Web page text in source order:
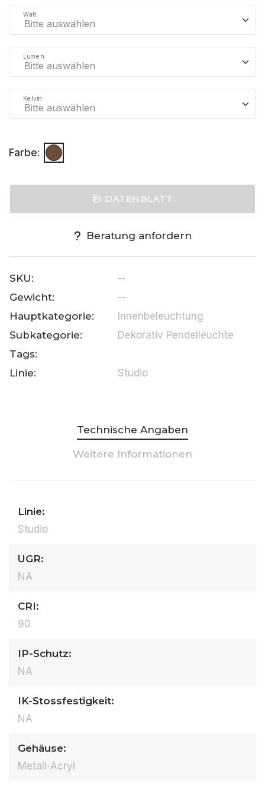
Watt
Lumen
Kelvin
Farbe:
DATENBLATT
Beratung anfordern
SKU:
--
Gewicht:
--
Hauptkategorie:
Innenbeleuchtung
Subkategorie:
Dekorativ Pendelleuchte
Tags:
Linie:
Studio
Technische Angaben
Weitere Informationen
Linie:
Studio
UGR:
NA
CRI:
90
IP-Schutz:
NA
IK-Stossfestigkeit:
NA
Gehäuse:
Metall-Acryl